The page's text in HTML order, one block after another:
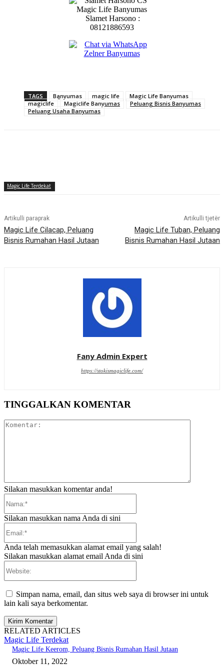
Slamet Harsono :
08121886593
TAGS Banyumas magic life
Magic Life Banyumas
magiclife
Magiclife Banyumas
Peluang Bisnis Banyumas
Peluang Usaha Banyumas
Magic Life Terdekat
Artikulli paraprak
Magic Life Cilacap, Peluang
Bisnis Rumahan Hasil Jutaan
Artikulli tjetër
Magic Life Tuban, Peluang
Bisnis Rumahan Hasil Jutaan
Fany Admin Expert
https://stokismagiclife.com/
TINGGALKAN KOMENTAR
Silakan masukkan komentar anda!
Silakan masukkan nama Anda di sini
Anda telah memasukkan alamat email yang salah!
Silakan masukkan alamat email Anda di sini
Simpan nama, email, dan situs web saya di browser ini untuk
lain kali saya berkomentar.
RELATED ARTICLES
Magic Life Terdekat
Magic Life Keerom, Peluang Bisnis Rumahan Hasil Jutaan
Oktober 11, 2022